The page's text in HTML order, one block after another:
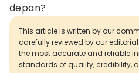
depan?
This article is written by our
carefully reviewed by our
the most accurate and reliable
standards of quality, credibility,